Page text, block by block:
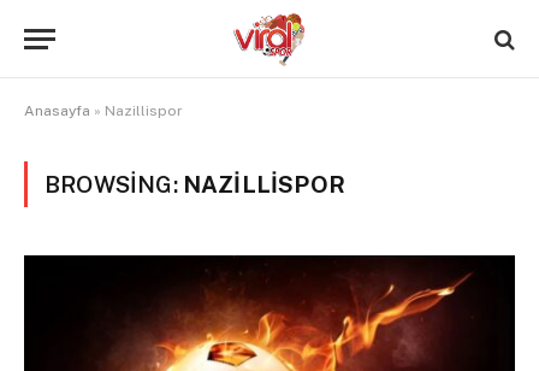
Anasayfa » Nazillispor
BROWSING: NAZILLISPOR